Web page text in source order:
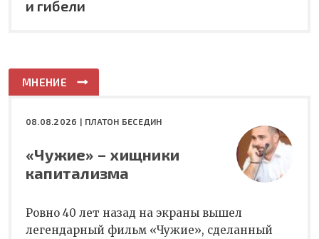
и гибели
МНЕНИЕ
08.08.2026 | ПЛАТОН БЕСЕДИН
«Чужие» – хищники
капитализма
Ровно 40 лет назад на экраны вышел
легендарный фильм «Чужие», сделанный